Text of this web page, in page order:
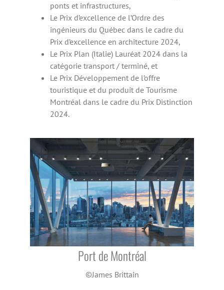
ponts et infrastructures,
Le Prix d’excellence de l’Ordre des
ingénieurs du Québec dans le cadre du
Prix d’excellence en architecture 2024,
Le Prix Plan (Italie) Lauréat 2024 dans la
catégorie transport / terminé, et
Le Prix Développement de l’offre
touristique et du produit de Tourisme
Montréal dans le cadre du Prix Distinction
2024.
Port de Montréal
©James Brittain